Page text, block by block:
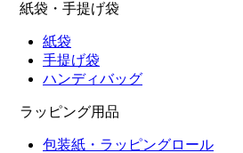
紙袋・手提げ袋
紙袋
手提げ袋
ハンディバッグ
ラッピング用品
包装紙・ラッピングロール